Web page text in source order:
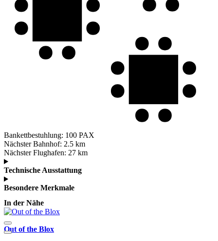
Bankettbestuhlung: 100 PAX
Nächster Bahnhof: 2.5 km
Nächster Flughafen: 27 km
Technische Ausstattung
Besondere Merkmale
In der Nähe
Out of the Blox